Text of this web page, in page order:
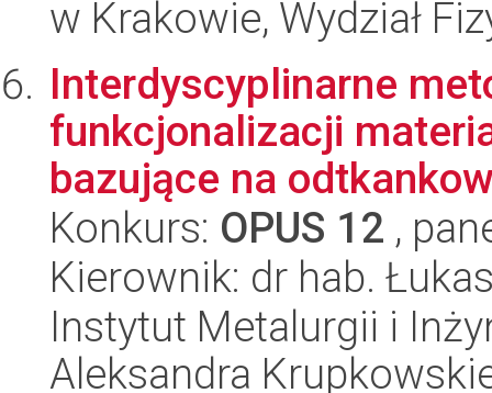
w Krakowie, Wydział
Interdyscyplinarne
funkcjonalizacji
bazujące na
Konkurs: OPUS 12 ,
Kierownik: dr hab.
Instytut Metalurgii i
Aleksandra